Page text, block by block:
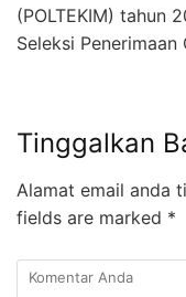
(POLTEKIM) tahun
Seleksi
Tinggalkan
Alamat email anda
fields are marked *